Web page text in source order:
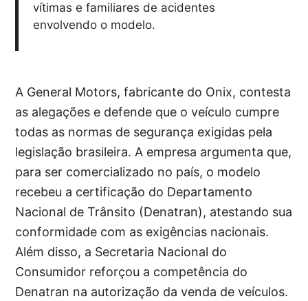
vítimas e familiares de acidentes
envolvendo o modelo.
A General Motors, fabricante do Onix, contesta
as alegações e defende que o veículo cumpre
todas as normas de segurança exigidas pela
legislação brasileira. A empresa argumenta que,
para ser comercializado no país, o modelo
recebeu a certificação do Departamento
Nacional de Trânsito (Denatran), atestando sua
conformidade com as exigências nacionais.
Além disso, a Secretaria Nacional do
Consumidor reforçou a competência do
Denatran na autorização da venda de veículos.